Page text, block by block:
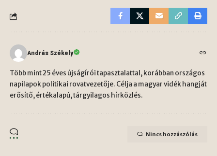
András Székely
Több mint 25 éves újságírói tapasztalattal, korábban országos
napilapok politikai rovatvezetője. Célja a magyar vidék hangját
erősítő, értékalapú, tárgyilagos hírközlés.
Nincs hozzászólás